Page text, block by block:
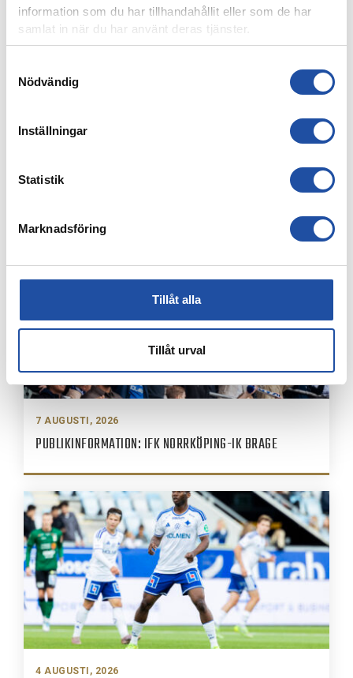
information som du har tillhandahållit eller som de har
samlat in när du har använt deras tjänster.
Nödvändig
Inställningar
Statistik
Marknadsföring
Tillåt alla
Tillåt urval
ELIAS JEMALS BÄSTA TID PÅ KANTEN – “BARNDOMSDRÖM
7 AUGUSTI, 2026
PUBLIKINFORMATION: IFK NORRKÖPING-IK BRAGE
4 AUGUSTI, 2026